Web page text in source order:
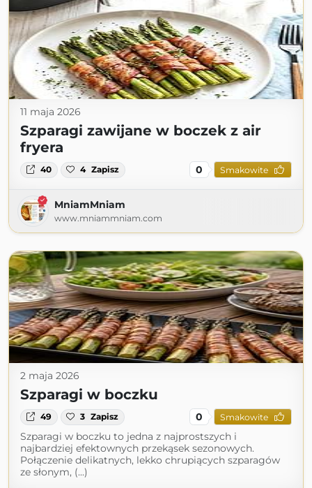
11 maja 2026
Szparagi zawijane w boczek z air
fryera
40 4 Zapisz 0 Smakowite
MniamMniam
www.mniammniam.com
2 maja 2026
Szparagi w boczku
49 3 Zapisz 0 Smakowite
Szparagi w boczku to jedna z najprostszych i
najbardziej efektownych przekąsek sezonowych.
Połączenie delikatnych, lekko chrupiących szparagów
ze słonym, (...)